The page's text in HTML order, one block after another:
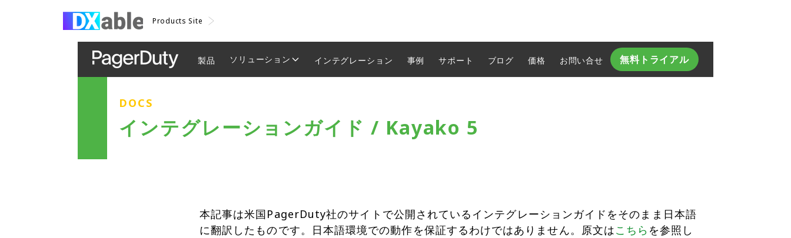
Products Site
製品 ソリューション インテグレーション 事例 サポート ブログ 価格 お問い合せ​ 無料トライアル
DOCS
インテグレーションガイド / Kayako 5
本記事は米国PagerDuty社のサイトで公開されているインテグレーションガイドをそのまま日本語
に翻訳したものです。日本語環境での動作を保証するわけではありません。原文はこちら を参照し